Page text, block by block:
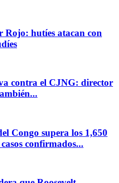
Rojo: hutíes atacan con
contra el CJNG: director
Congo supera los 1,650
confirmados...